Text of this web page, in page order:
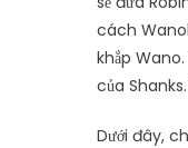
cách
khắp
của
Dưới đây,